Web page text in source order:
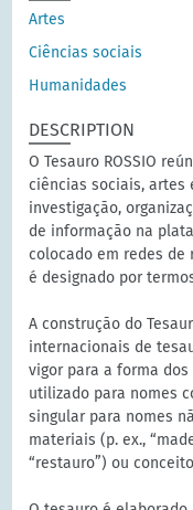
Artes
Ciências sociais
Humanidades
DESCRIPTION
O Tesauro ROSSIO
ciências sociais, artes
investigação,
de informação na
colocado em redes de
é designado por
A construção do
internacionais de
vigor para a forma
utilizado para nomes
singular para nomes
materiais (p. ex.,
“restauro”) ou